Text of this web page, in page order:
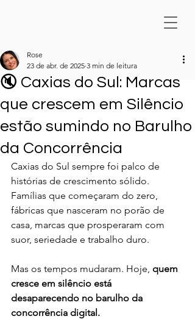
🔇 Caxias do Sul: Marcas
que crescem em Silêncio
estão sumindo no Barulho
da Concorrência
Rose
23 de abr. de 2025 3 min de leitura
Caxias do Sul sempre foi palco de
histórias de crescimento sólido.
Famílias que começaram do zero,
fábricas que nasceram no porão de
casa, marcas que prosperaram com
suor, seriedade e trabalho duro.
Mas os tempos mudaram. Hoje, quem
cresce em silêncio está
desaparecendo no barulho da
concorrência digital.